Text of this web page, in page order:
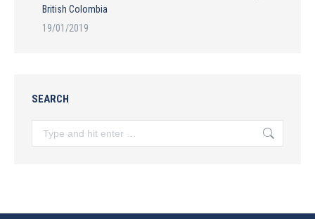
British Colombia
19/01/2019
SEARCH